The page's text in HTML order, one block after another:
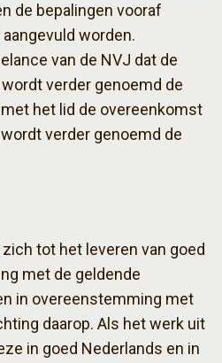
de bepalingen vooraf
worden.
van de NVJ dat de
verder genoemd de
met het lid de overeenkomst
verder genoemd de
tot het leveren van goed
met de geldende
in overeenstemming met
daarop. Als het werk uit
in goed Nederlands en in